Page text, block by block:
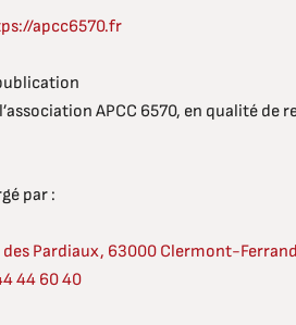
apcc6570.fr
APCC 6570, en qualité de
par :
des Pardiaux, 63000 Clermont-Ferrand
44 60 40